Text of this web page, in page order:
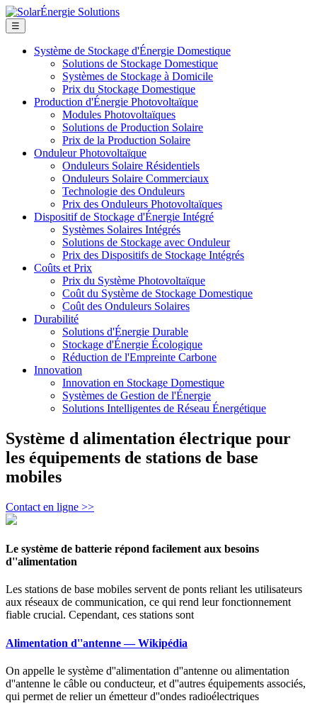
☰
Système de Stockage d'Énergie Domestique
Solutions de Stockage Domestique
Systèmes de Stockage à Domicile
Prix du Stockage Domestique
Production d'Énergie Photovoltaïque
Modules Photovoltaïques
Solutions de Production Solaire
Prix de la Production Solaire
Onduleur Photovoltaïque
Onduleurs Solaire Résidentiels
Onduleurs Solaire Commerciaux
Technologie des Onduleurs
Prix des Onduleurs Photovoltaïques
Dispositif de Stockage d'Énergie Intégré
Systèmes Solaires Intégrés
Solutions de Stockage avec Onduleur
Prix des Dispositifs de Stockage Intégrés
Coûts et Prix
Prix du Système Photovoltaïque
Coût du Système de Stockage Domestique
Coût des Onduleurs Solaires
Durabilité
Solutions d'Énergie Durable
Stockage d'Énergie Écologique
Réduction de l'Empreinte Carbone
Innovation
Innovation en Stockage Domestique
Systèmes de Gestion de l'Énergie
Solutions Intelligentes de Réseau Énergétique
Système d alimentation électrique pour
les équipements de stations de base
mobiles
Contact en ligne >>
Le système de batterie répond facilement aux besoins
d''alimentation
Les stations de base mobiles servent de ponts reliant les utilisateurs
aux réseaux de communication, ce qui rend leur fonctionnement
fiable crucial. Cependant, ces stations sont
Alimentation d''antenne — Wikipédia
On appelle le système d''alimentation d''antenne ou alimentation
d''antenne le câble ou conducteur, et d''autres équipements associés,
qui permet de relier un émetteur d''ondes radioélectriques